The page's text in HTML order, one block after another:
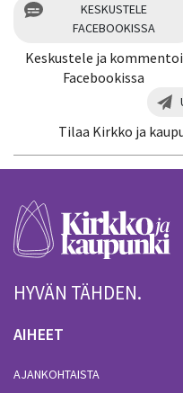
KESKUSTELE
FACEBOOKISSA
Keskustele ja kommentoi
Facebookissa
Tilaa Kirkko ja
HYVÄN TÄHDEN.
AIHEET
AJANKOHTAISTA